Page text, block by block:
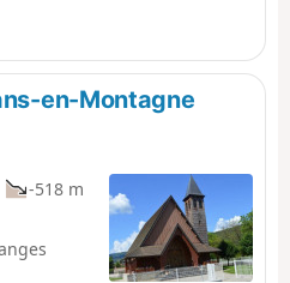
en-Montagne
-518 m